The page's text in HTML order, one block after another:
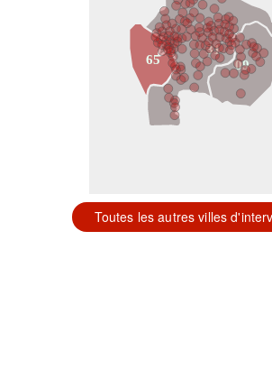
31
09
65
Toutes les autres villes